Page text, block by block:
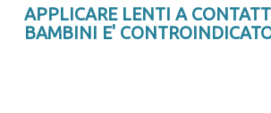
APPLICARE LENTI A
BAMBINI E'